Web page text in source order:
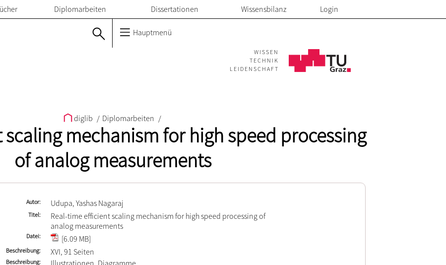
Diplomarbeiten Dissertationen Wissensbilanz Login
Hauptmenü
WISSEN
TECHNIK
LEIDENSCHAFT
diglib / Diplomarbeiten /
mechanism for high speed processing
of analog measurements
Autor Udupa, Yashas Nagaraj
Titel
Real-time efficient scaling mechanism for high speed processing of
analog measurements
Datei [6.09 MB]
Beschreibung XVI, 91 Seiten
Beschreibung Illustrationen, Diagramme